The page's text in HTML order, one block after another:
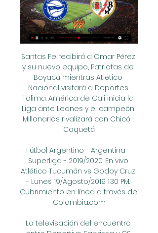
Santas Fe recibirá a Omar Pérez y su nuevo equipo, Patriotas de Boyacá mientras Atlético Nacional visitará a Deportes Tolima. América de Cali inicia la Liga ante Leones y el campeón Millonarios rivalizará con Chicó | Caquetá

Fútbol Argentino - Argentina - Superliga - 2019/2020: En vivo Atlético Tucumán vs Godoy Cruz - Lunes 19/Agosto/2019 1:30 PM. Cubrimiento en línea a través de Colombia.com

La televisación del encuentro entre Deportivo Saprissa y CS Herediano estará a cargo de TD7 y de ESPN Deportes a partir de las 17:00 hs, el match se juega en el Ricardo Saprissa y corresponde a la jornada 15 del futbol costarricense. TDN7 en vivo online gratis Saprissa vs Herediano en HD 17 3 2019.

Ver más de Diablos Rojos del México en Facebook. Iniciar sesión. o. Crear cuenta nueva. Ver más de Diablos Rojos del México en Facebook. Iniciar sesión. Tigres De Quintana Roo. Equipo deportivo. Pericos de Puebla. Equipo deportivo. Charros de Jalisco …

Encontrá información de Parroquia Nuestra Señora De La Asuncion en Resistencia, sucursal de Asuncion 685,Resistencia,Chaco. Fotos, dirección y más en Guía Clarín.

El Atlético de Madrid es un club de fútbol español de la ciudad de Madrid que juega en LaLiga Santander de la Liga española. Fue fundado en el año 1903 bajo la denominación de Athletic Club como una filial madrileña del Athletic Club de Bilbao. Es, junto al Real Madrid y FC Barcelona, uno de

A nadie se le escapa que preferían al Real Madrid, Barcelona o al Atlético de Madrid, sin embargo, el sorteo les ha emparejado con el Sevilla CF, actual líder de la liga de Primera, uno de los equipos más en forma y con grandes jugadores en sus filas. El equipo que entrena Julio Cobos, solo

El Monterrey se mantuvo como líder de la clasificación con 11 puntos, luego de su empate del domingo por 1-1 ante los Pumas en el estadio Olímpico Universitario. (Con información de AFP) LA PREVIA. Chivas vs. Veracruz.cierran este lunes la fecha 5 del Clausura de la Liga MX.

Rayo Vallecano - Alavés en directo, Primera División Partido en directo de Rayo Vallec2023 - Alavés en Primera División - LaLiga EA Sports 2023. Sigue el minuto a minuto y resultado del enfrentamiento.

El objetivo del Registro de la Propiedad de Zaragoza es dar publicidad de los actos inscritos y en consecuencia seguridad jurídica a la propiedad y futuros adquirentes de los inmuebles, ya que registrándolos, se informa a quienes lo consultan acerca del dominio y otros derechos reales o cargas que pesan sobre los mismos, minimizando riesgos.

Instituto de Córdoba, segundo de la fase regular de la Liga Nacional de Básquetbol (LNB), visitará esta noche a Regatas Corrientes, séptimo, en una serie que lidera por 2 a 0. El encuentro comenzará a las 20 en el estadio “Teatro de los Sueños” de Corrientes capital y lo transmitirá TyC

Después de una larga espera y una fatídica temporada pasada los Sultanes de Monterrey regresana la actividad en la sultana del norte cuando reciban éste domingo 3 de abril a los poderosos Diablos Rojos del México en el segundo partido de la Serie Inaugural de la Liga Mexicana de Béisbol.

De esta manera, Santiago Morning ocupará el lugar de Palestino en el cuadro de octavos de final de la Copa Chile y tendrá al frente al ganador de la llave que aún no concluye entre Universidad Católica y Deportes La Serena, con ventaja inicial para el cuadro granate (1-0).

Paraguay y Colombia al exterior La embajada de Paraguay en Bogotá es una de las 204 representaciónes extranjeras en Colombia, y una de las 79 representaciónes extranjeras en Bogotá. Lea más en las EmbassyPages de Colombia. La embajada en Bogotá es una de las 124 representaciónes diplomáticas y consulares de Paraguay en el exterior.

Horario, resultado y estadísticas del Breitenrain - Stade Lausanne-Ouchy | Tercera Suiza 2019 ¡Vas a denunciar un contenido! x. Denuncia sólo contenidos que incumplan nuestras Normas de uso o conducta. Aunque revisamos todas las denuncias que nos llegan, sólo respondemos si procede.

Trayectorias históricas de los ciclones tropicales que impactaron el estado de Veracruz de 1930 al 2005 (Resumen) Las entidades costeras de la República Mexicana principalmente, están expuestas cada temporada al riesgo por los impactos de los ciclones tropicales.

Una de las principales novedades de la nueva regulación del Impuesto sobre Sociedades es la extensión del régimen de exención a los dividendos y las rentas obtenidas por la transmisión de determinadas participaciones en entidades residentes, anteriormente previsto únicamente para las derivadas de entidades no residentes.

Si deseas ver CA Aldosivi v Patronato de Paraná en directo desde tu casa, sigue estas instrucciones. No te pierdas un instante de Argentina - Primera División si te registras en y depositas dinero.

[[[VER!]]*] Directo Rayo Vallecano contra Deportivo Alavés e hace 2 horas — [VER!]]*] Directo Rayo Vallecano contra Deportivo Alavés en vivo gratis Alavés vs Rayo: cuando y donde verlo en televisión en 10/03/2024 La ...

Deportivo Alavés - Rayo Vallecano en vivo, resultados H2H Deportivo Alavés Rayo Vallecano marcadores en directo (y ver en vivo gratis video streaming en directo) comienza el 10 mar 2024 a las 13:00 (Hora UTC) en ...

Lanús derrotó por dos a cero a Gimnasia en La Fortaleza y estiró a cuatro su racha victoriosa en la Superliga. El Granate destrabó un cotejo apretado con dos dianas en los últimos diez minutos de la primera mitad, Pepe Sand abrió la cuenta de penal mientras que Leonel Di Plácido consumó el segundo.

Loja Calvas Catamayo Célica Chaguarpamba Espíndola Gonzanamá Macará Olmedo Paltas Pindal Puyango Quilanga Saraguro Sozoranga Zapotillo Vilcabamba

Valencia contra Sporting Gijón - enero 15, 2019. » Partidos del Copa del Rey. Valencia - Sporting Gijón: Listas de transmisión en vivo (TV, streaming en vivo, radio) Este partido ha concluido Al pie encontrarás las listas originales de programación en vivo para este partido. transmisión en línea en vivo.

JUNTA ELECTORAL PROVINCIAL DE BARCELONA. Doña Antonia Jimenez Aragonés, Secretaria de la Junta Electoral Provincial de Barcelona, CERTIFICO: Que las candidaturas presentadas a las elecciones al Parlamento de Cataluña convocadas por Real Decreto 946/2017, de 27 de octubre, con la expresión de los candidatos incluidos en cada una de ellas.

La Asociación de Futbolistas Españoles (AFE) enviará en los próximos días a un delegado a Menorca para "asesorar y dar apoyo jurídico" a los jugadores del Sporting Mahonés, de Segunda B, a los que el club adeuda dos mensualidades.

Reserva los mejores atracciones en Zaragoza, Provincia de Zaragoza en TripAdvisor: Descubre 41.499 opiniones de viajeros y fotos de 202 cosas que puedes hacer en Zaragoza.

Alavés: marcadores en directo, resultados y partidos Alavés. Rayo Vallecano. 10.03. 06:00. Athletic Club. Alavés. 16.03. 13:00. Alavés. Real Sociedad. 31.03. 09:30. Granada. Alavés. 14.04. 08:30. Alavés. Atlético ...

23.07.2018 FOX Premium emitirá en América Latina “Mayans M.C.” La nueva producción del tres veces nominado al Premio Emmy Kurt Sutter, creador de la serie de motociclistas, llegará durante el segundo semestre de 2018 para suscriptores de FOX Premium en toda América Latina y abonados al paquete FOX+ en México y Brasil.

(PARTIDO) Online Rayo Vallecano-Deportivo Alavés en hace 1 hora — (PARTIDO) Online Rayo Vallecano-Deportivo Alavés en directo UD LAS PALMAS | UD Las Palmas | Web Oficial 10 marzo 2024 22 sept 2018 — Rayo ...

Deportivo Alavés vs. Rayo Vallecano dentro de 7 horas — Aquí puedes escuchar el partido de LaLiga Deportivo Alavés vs. Rayo Vallecano en directo por radio. Ya sea a través de la retransmisión en ...

El Benidorm busca la sorpresa ante el poderoso Barcelona El. la velocidad y efectividad de sus extremos y la potencia de su primera línea son armas suficientes como para no tener. Bada Huesca, Abanca Ademar León y Fraikin BM. Granollers. El club alicantino está muy cerca de conseguir la permanencia de forma.

Consulta la información de empresas más relevante de Fabricación De Equipos De Transmisión Hidráulica Y Neumática en Ciudad Real. / Castilla La Mancha / Ciudad Real. Listados de empresas dedicadas a Fabricación De Equipos De Transmisión Hidráulica Y Neumática en. Av. Industria 32, Alcobendas - Madrid CIF.

Sonó la chichara en la Asunción y con ella una nueva victoria para Guaiqueries de Margarita y así mantienen el invicto. El marcador final fue 80 a 77. Los mejores por Guaiqueríes de Margarita: Dewarrick Spencer 20 puntos, 5 asistencias; Trey Gilder 17 puntos, 7 rebotes y Garret Siler con otro Doble-Doble a su cuenta, 15 puntos, 16 rebotes.

Vota a tus 16 bandas/artistas favoritos de los setenta para que clasifiquen al mundial. Tenes tiempo hasta el 04/11 a las 23:30hs (hora Argentina).

Cuarteto Berna - En Vivo Atenas (1975) 01 - Presentacion - La herencia que me dejo 02 - Esa niña que me mira 03 - No quiero ser tu amigo 04 - Ya no te preocupes pajarillo 05 - El remate de la gorda 06 - La arañita de Martita 07 - Quiero jugar al amor - Despedida Contraseña: elpasadoquenomurio DESCARGAR.

Pronóstico Deportivo Alavés Rayo Vallecano | LaLiga hace 2 días — Pronóstico Deportivo Alavés vs Rayo Vallecano del 10/3/24. Consejos, apuestas y estadísticas del partido de LaLiga de nuestros expertos ...

Rayo Vallecano - Alavés, en directo: LaLiga EA Sports, hoy 15 sept 2023 — Sigue, en directo, el partido que abre la jornada 5 de LaLiga EA Sports que enfrenta al Rayo Vallecano y al Deportivo Alavés.

Rayo Vallecano Deportivo Alavés en vivo hoy Alavés hace 1 hora — Rayo Vallecano Deportivo Alavés en vivo hoy Alavés: marcadores en directo, resultados y partidos 10 marzo 2024 Ver ¡La eliminatoria de la ...

ATLÉTICO DE SAN LUIS : Jornada 12 Liga Mx, Atlético de San Luis vs Tijuana : 27 de septiembre Fecha: Domingo 29 de septiembre Transmisión: ESPN : Articulos Anteriores: Atlético de San Luis pierde 3-1 ante Toluca: Jornada 13 Femenil, Atlético de San Luis vs León: Atlético de San Luis Femen